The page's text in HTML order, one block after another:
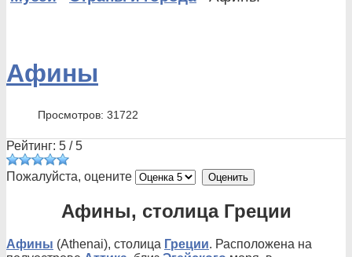
Афины
Просмотров: 31722
Рейтинг: 5 /5
Пожалуйста, оцените
Афины, столица Греции
Афины (Athenai), столица Греции. Расположена на